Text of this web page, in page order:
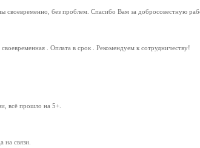
своевременно, без проблем. Спасибо Вам за добросовестную
. Оплата в срок . Рекомендуем к сотрудничеству!
всё прошло на 5+.
на связи.